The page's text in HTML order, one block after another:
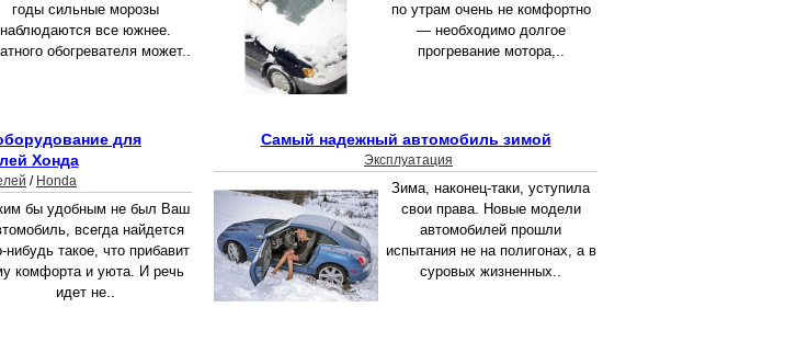
годы сильные морозы
наблюдаются все южнее.
обогревателя может..
по утрам очень не комфортно
— необходимо долгое
прогревание мотора,..
для
Хонда
/ Honda
бы удобным не был Ваш
всегда найдется
нибудь такое, что прибавит
комфорта и уюта. И речь
идет не..
Самый надежный автомобиль зимой
Эксплуатация
Зима, наконец-таки, уступила
свои права. Новые модели
автомобилей прошли
испытания не на полигонах, а в
суровых жизненных..